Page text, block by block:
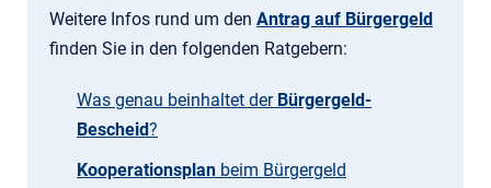
Weitere Infos rund um den Antrag auf Bürgergeld
finden Sie in den folgenden Ratgebern:
Was genau beinhaltet der Bürgergeld-
Bescheid?
Kooperationsplan beim Bürgergeld